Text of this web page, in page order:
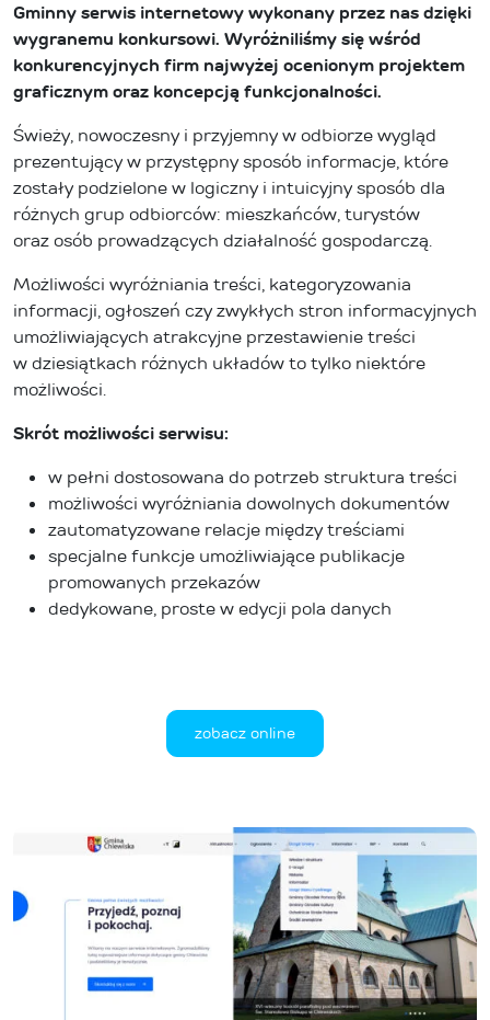
Gminny serwis internetowy wykonany przez nas dzięki
wygranemu konkursowi. Wyróżniliśmy się wśród
konkurencyjnych firm najwyżej ocenionym projektem
graficznym oraz koncepcją funkcjonalności.
Świeży, nowoczesny i przyjemny w odbiorze wygląd
prezentujący w przystępny sposób informacje, które
zostały podzielone w logiczny i intuicyjny sposób dla
różnych grup odbiorców: mieszkańców, turystów
oraz osób prowadzących działalność gospodarczą.
Możliwości wyróżniania treści, kategoryzowania
informacji, ogłoszeń czy zwykłych stron informacyjnych
umożliwiających atrakcyjne przestawienie treści
w dziesiątkach różnych układów to tylko niektóre
możliwości.
Skrót możliwości serwisu:
w pełni dostosowana do potrzeb struktura treści
możliwości wyróżniania dowolnych dokumentów
zautomatyzowane relacje między treściami
specjalne funkcje umożliwiające publikacje
promowanych przekazów
dedykowane, proste w edycji pola danych
zobacz online